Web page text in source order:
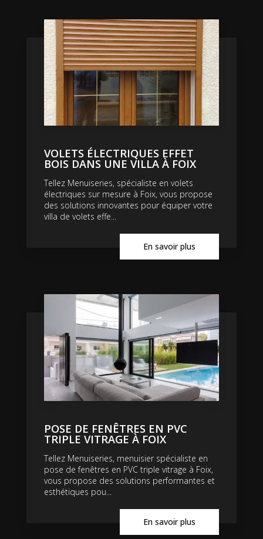
VOLETS ÉLECTRIQUES EFFET
BOIS DANS UNE VILLA À FOIX
Tellez Menuiseries, spécialiste en volets
électriques sur mesure à Foix, vous propose
des solutions innovantes pour équiper votre
villa de volets effe...
En savoir plus
POSE DE FENÊTRES EN PVC
TRIPLE VITRAGE À FOIX
Tellez Menuiseries, menuisier spécialiste en
pose de fenêtres en PVC triple vitrage à Foix,
vous propose des solutions performantes et
esthétiques pou...
En savoir plus